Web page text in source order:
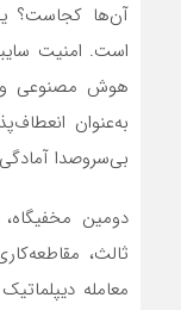
آن‌ها کجاست؟
است. امنیت
هوش مصنوعی و
به‌عنوان
بی‌سروصدا
دومین
ثالث،
معامله